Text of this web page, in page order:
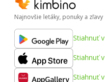
Najnovšie letáky, ponuky a zľavy
Stiahnuť v
Stiahnuť v
Stiahnuť v